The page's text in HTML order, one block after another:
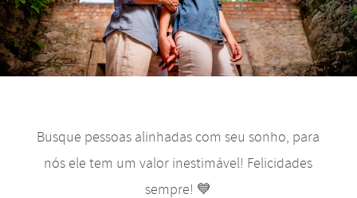
Busque pessoas alinhadas com seu sonho, para
nós ele tem um valor inestimável! Felicidades
sempre! 💙